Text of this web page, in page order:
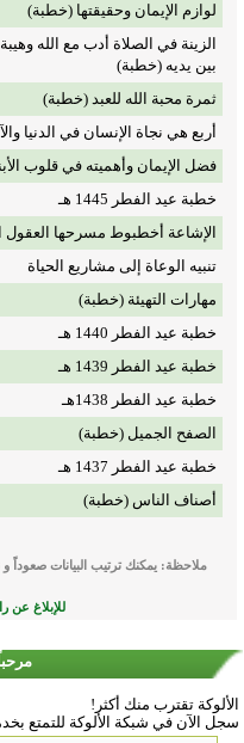
لوازم الإيمان وحقيقتها (خطبة)
الزينة في الصلاة أدب مع الله
بين يديه (خطبة)
ثمرة محبة الله للعبد (خطبة)
أربع هي نجاة الإنسان في الدنيا
فضل الإيمان وأهميته في قلوب
خطبة عيد الفطر 1445 هـ
الإشاعة أخطبوط مسرحها العقول
تنبيه الوعاة إلى مشاريع الحياة
مهارات التهيئة (خطبة)
خطبة عيد الفطر 1440 هـ
خطبة عيد الفطر 1439 هـ
خطبة عيد الفطر 1438هـ
الصفح الجميل (خطبة)
خطبة عيد الفطر 1437 هـ
أصناف الناس (خطبة)
ملاحظة: يمكنك ترتيب البيانات صعوداً و
للإبلاغ عن
الألوكة تقترب منك أكثر!
سجل الآن في شبكة الألوكة للتمتع